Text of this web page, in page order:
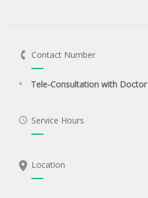
Contact Number
Tele-Consultation with Doctor
Service Hours
Location